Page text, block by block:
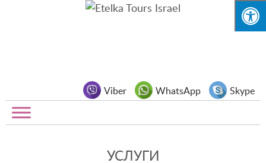
Viber WhatsApp Skype
УСЛУГИ